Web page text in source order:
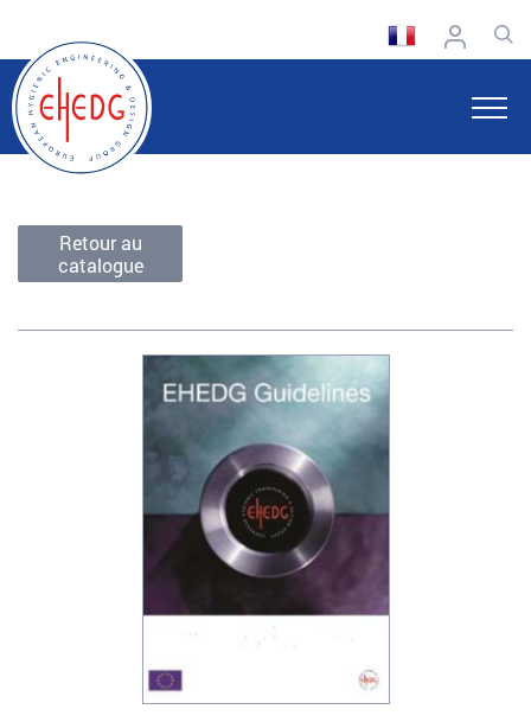
Retour au
catalogue